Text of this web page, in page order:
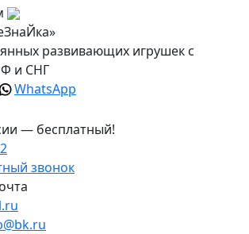
развивающих игрушек с
и СНГ
WhatsApp
— бесплатный!
звонок